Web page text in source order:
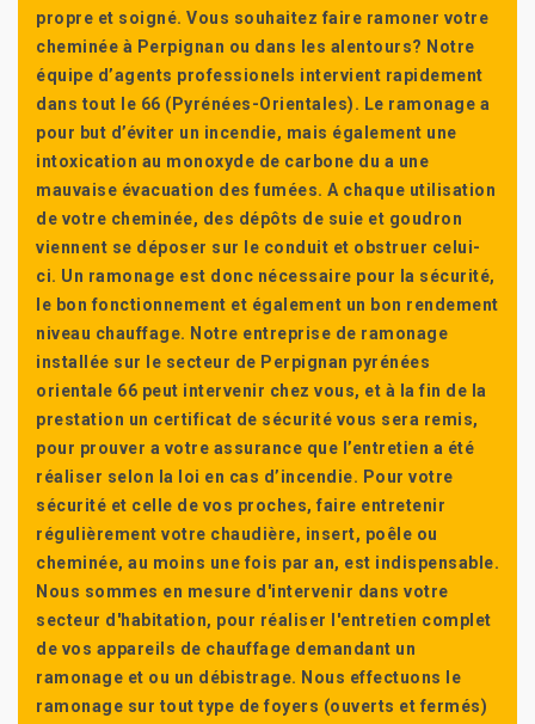
propre et soigné. Vous souhaitez faire ramoner votre
cheminée à Perpignan ou dans les alentours? Notre
équipe d’agents professionels intervient rapidement
dans tout le 66 (Pyrénées-Orientales). Le ramonage a
pour but d’éviter un incendie, mais également une
intoxication au monoxyde de carbone du a une
mauvaise évacuation des fumées. A chaque utilisation
de votre cheminée, des dépôts de suie et goudron
viennent se déposer sur le conduit et obstruer celui-
ci. Un ramonage est donc nécessaire pour la sécurité,
le bon fonctionnement et également un bon rendement
niveau chauffage. Notre entreprise de ramonage
installée sur le secteur de Perpignan pyrénées
orientale 66 peut intervenir chez vous, et à la fin de la
prestation un certificat de sécurité vous sera remis,
pour prouver a votre assurance que l’entretien a été
réaliser selon la loi en cas d’incendie. Pour votre
sécurité et celle de vos proches, faire entretenir
régulièrement votre chaudière, insert, poêle ou
cheminée, au moins une fois par an, est indispensable.
Nous sommes en mesure d'intervenir dans votre
secteur d'habitation, pour réaliser l'entretien complet
de vos appareils de chauffage demandant un
ramonage et ou un débistrage. Nous effectuons le
ramonage sur tout type de foyers (ouverts et fermés)